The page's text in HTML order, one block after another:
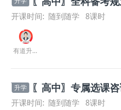
开课时间: 随到随学 8课时
有道升学规划师
升学 〖高中〗专属选课
开课时间: 随到随学 8课时